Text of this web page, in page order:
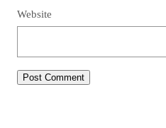
Website